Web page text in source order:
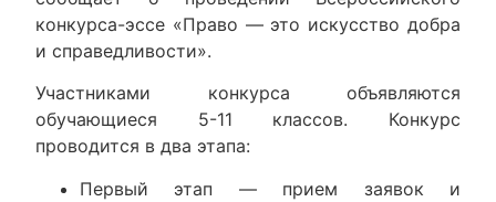
конкурса-эссе «Право — это искусство добра
и справедливости».
Участниками конкурса объявляются
обучающиеся 5-11 классов. Конкурс
проводится в два этапа:
Первый этап — прием заявок и